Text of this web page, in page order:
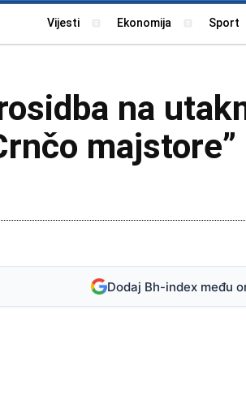
Vijesti Ekonomija Sport
na
Dodaj Bh-index među